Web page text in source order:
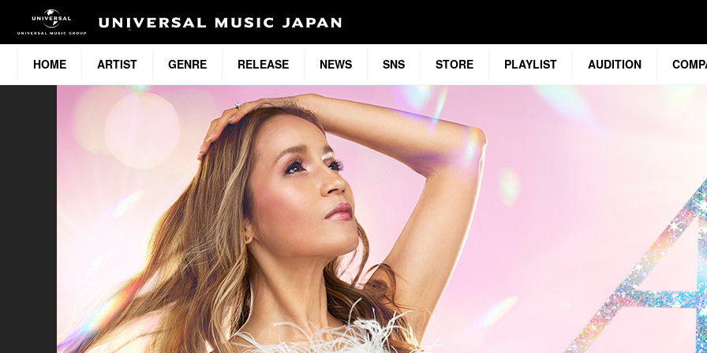
HOME ARTIST GENRE RELEASE NEWS SNS STORE PLAYLIST AUDITION